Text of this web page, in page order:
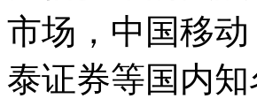
市场，中国移
泰证券等国内知